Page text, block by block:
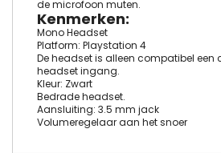
de microfoon muten.
Kenmerken:
Mono Headset
Platform: Playstation 4
De headset is alleen compatibel een
headset ingang.
Kleur: Zwart
Bedrade headset.
Aansluiting: 3.5 mm jack
Volumeregelaar aan het snoer